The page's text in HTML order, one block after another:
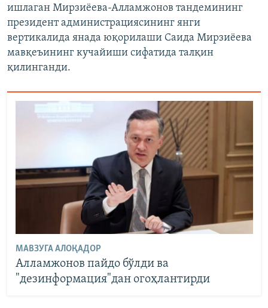
ишлаган Мирзиёева-Алламжонов тандемининг
президент администрациясининг янги
вертикалида янада юқорилаши Саида Мирзиёева
мавқеъининг кучайиши сифатида талқин
қилинганди.
МАВЗУГА АЛОҚАДОР
Алламжонов пайдо бўлди ва
"дезинформация"дан огоҳлантирди